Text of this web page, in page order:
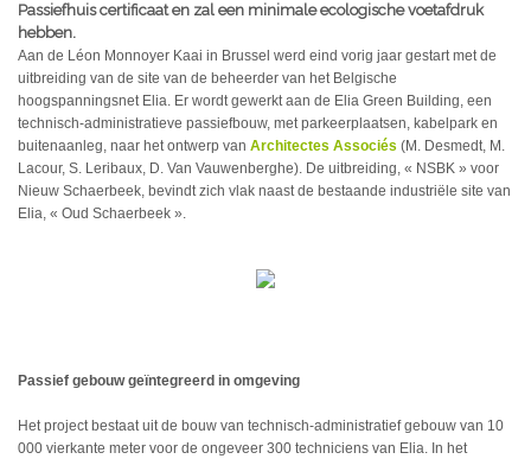
Passiefhuis certificaat en zal een minimale ecologische voetafdruk
hebben.
Aan de Léon Monnoyer Kaai in Brussel werd eind vorig jaar gestart met de
uitbreiding van de site van de beheerder van het Belgische
hoogspanningsnet Elia. Er wordt gewerkt aan de Elia Green Building, een
technisch-administratieve passiefbouw, met parkeerplaatsen, kabelpark en
buitenaanleg, naar het ontwerp van Architectes Associés (M. Desmedt, M.
Lacour, S. Leribaux, D. Van Vauwenberghe). De uitbreiding, « NSBK » voor
Nieuw Schaerbeek, bevindt zich vlak naast de bestaande industriële site van
Elia, « Oud Schaerbeek ».
Passief gebouw geïntegreerd in omgeving
Het project bestaat uit de bouw van technisch-administratief gebouw van 10
000 vierkante meter voor de ongeveer 300 techniciens van Elia. In het